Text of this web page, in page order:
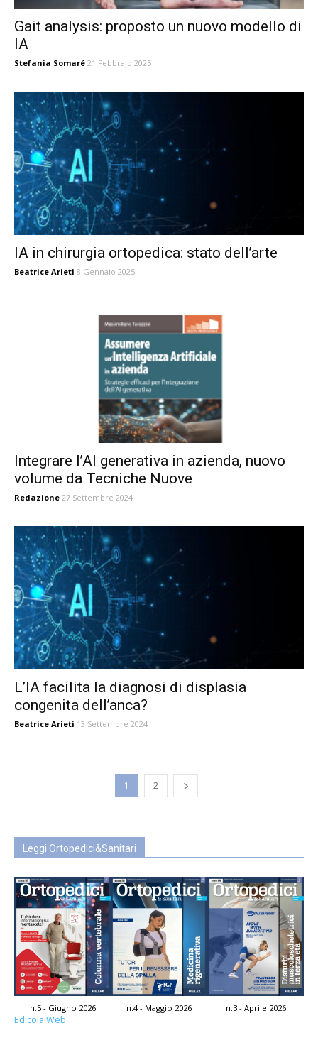
Gait analysis: proposto un nuovo modello di
IA
Stefania Somaré 21 Febbraio 2025
IA in chirurgia ortopedica: stato dell’arte
Beatrice Arieti 8 Gennaio 2025
Integrare l’AI generativa in azienda, nuovo
volume da Tecniche Nuove
Redazione 27 Settembre 2024
L’IA facilita la diagnosi di displasia
congenita dell’anca?
Beatrice Arieti 13 Settembre 2024
1 2
Leggi Ortopedici&Sanitari
n.5 - Giugno 2026 n.4 - Maggio 2026 n.3 - Aprile 2026
Edicola Web